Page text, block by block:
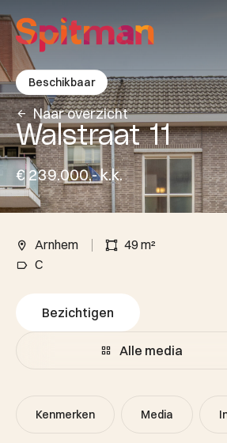
Naar overzicht
Beschikbaar
Walstraat 11
€ 239.000,- k.k.
Arnhem
49 m²
C
Bezichtigen
Alle media
Kenmerken Media